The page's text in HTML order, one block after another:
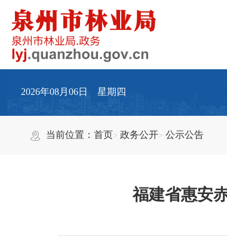
2026年08月06日 星期四
当前位置：首页 政务公开 公示公告
福建省惠安